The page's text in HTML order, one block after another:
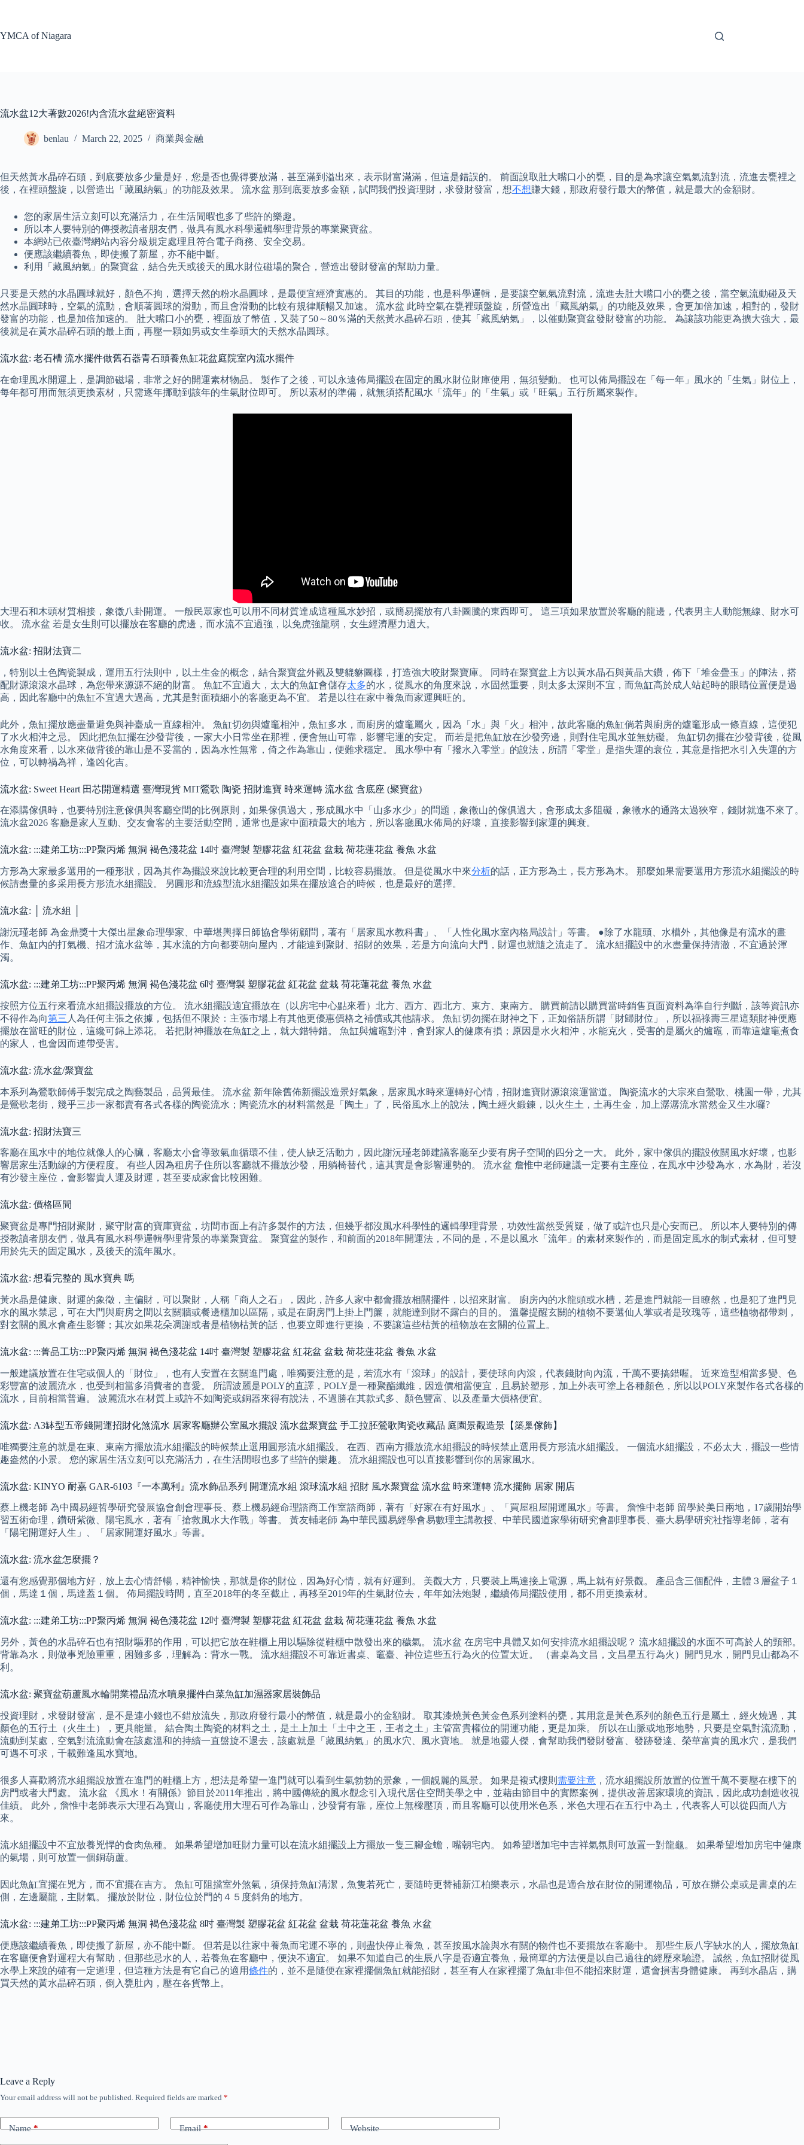
YMCA of Niagara
流水盆12大著數2026!內含流水盆絕密資料
benlau March 22, 2025 商業與金融
但天然黃水晶碎石頭，到底要放多少量是好，您是否也覺得要放滿，甚至滿到溢出來，表示財富滿滿，但這是錯誤的。 前面說取肚大嘴口小的甕，目的是為求讓空氣氣流對流，流進去甕裡之
後，在裡頭盤旋，以營造出「藏風納氣」的功能及效果。 流水盆 那到底要放多金額，試問我們投資理財，求發財發富，想不想賺大錢，那政府發行最大的幣值，就是最大的金額財。
您的家居生活立刻可以充滿活力，在生活閒暇也多了些許的樂趣。
所以本人要特別的傳授教讀者朋友們，做具有風水科學邏輯學理背景的專業聚寶盆。
本網站已依臺灣網站內容分級規定處理且符合電子商務、安全交易。
便應該繼續養魚，即使搬了新屋，亦不能中斷。
利用「藏風納氣」的聚寶盆，結合先天或後天的風水財位磁場的聚合，營造出發財發富的幫助力量。
只要是天然的水晶圓球就好，顏色不拘，選擇天然的粉水晶圓球，是最便宜經濟實惠的。 其目的功能，也是科學邏輯，是要讓空氣氣流對流，流進去肚大嘴口小的甕之後，當空氣流動碰及天
然水晶圓球時，空氣的流動，會順著圓球的滑動，而且會滑動的比較有規律順暢又加速。 流水盆 此時空氣在甕裡頭盤旋，所營造出「藏風納氣」的功能及效果，會更加倍加速，相對的，發財
發富的功能，也是加倍加速的。 肚大嘴口小的甕，裡面放了幣值，又裝了50～80％滿的天然黃水晶碎石頭，使其「藏風納氣」，以催動聚寶盆發財發富的功能。 為讓該功能更為擴大強大，最
後就是在黃水晶碎石頭的最上面，再壓一顆如男或女生拳頭大的天然水晶圓球。
流水盆: 老石槽 流水擺件做舊石器青石頭養魚缸花盆庭院室內流水擺件
在命理風水開運上，是調節磁場，非常之好的開運素材物品。 製作了之後，可以永遠佈局擺設在固定的風水財位財庫使用，無須變動。 也可以佈局擺設在「每一年」風水的「生氣」財位上，
每年都可用而無須更換素材，只需逐年挪動到該年的生氣財位即可。 所以素材的準備，就無須搭配風水「流年」的「生氣」或「旺氣」五行所屬來製作。
大理石和木頭材質相接，象徵八卦開運。 一般民眾家也可以用不同材質達成這種風水妙招，或簡易擺放有八卦圖騰的東西即可。 這三項如果放置於客廳的龍邊，代表男主人動能無線、財水可
收。 流水盆 若是女生則可以擺放在客廳的虎邊，而水流不宜過強，以免虎強龍弱，女生經濟壓力過大。
流水盆: 招財法寶二
，特別以土色陶瓷製成，運用五行法則中，以土生金的概念，結合聚寶盆外觀及雙貔貅圖樣，打造強大咬財聚寶庫。 同時在聚寶盆上方以黃水晶石與黃晶大鑽，佈下「堆金疊玉」的陣法，搭
配財源滾滾水晶球，為您帶來源源不絕的財富。 魚缸不宜過大，太大的魚缸會儲存太多的水，從風水的角度來說，水固然重要，則太多太深則不宜，而魚缸高於成人站起時的眼睛位置便是過
高，因此客廳中的魚缸不宜過大過高，尤其是對面積細小的客廳更為不宜。 若是以往在家中養魚而家運興旺的。
此外，魚缸擺放應盡量避免與神臺成一直線相沖。 魚缸切勿與爐竈相沖，魚缸多水，而廚房的爐竈屬火，因為「水」與「火」相沖，故此客廳的魚缸倘若與廚房的爐竈形成一條直線，這便犯
了水火相沖之忌。 因此把魚缸擺在沙發背後，一家大小日常坐在那裡，便會無山可靠，影響宅運的安定。 而若是把魚缸放在沙發旁邊，則對住宅風水並無妨礙。 魚缸切勿擺在沙發背後，從風
水角度來看，以水來做背後的靠山是不妥當的，因為水性無常，倚之作為靠山，便難求穩定。 風水學中有「撥水入零堂」的說法，所謂「零堂」是指失運的衰位，其意是指把水引入失運的方
位，可以轉禍為祥，逢凶化吉。
流水盆: Sweet Heart 田芯開運精選 臺灣現貨 MIT鶯歌 陶瓷 招財進寶 時來運轉 流水盆 含底座 (聚寶盆)
在添購傢俱時，也要特別注意傢俱與客廳空間的比例原則，如果傢俱過大，形成風水中「山多水少」的問題，象徵山的傢俱過大，會形成太多阻礙，象徵水的通路太過狹窄，錢財就進不來了。
流水盆2026 客廳是家人互動、交友會客的主要活動空間，通常也是家中面積最大的地方，所以客廳風水佈局的好壞，直接影響到家運的興衰。
流水盆: :::建弟工坊:::PP聚丙烯 無洞 褐色淺花盆 14吋 臺灣製 塑膠花盆 紅花盆 盆栽 荷花蓮花盆 養魚 水盆
方形為大家最多選用的一種形狀，因為其作為擺設來說比較更合理的利用空間，比較容易擺放。 但是從風水中來分析的話，正方形為土，長方形為木。 那麼如果需要選用方形流水組擺設的時
候請盡量的多采用長方形流水組擺設。 另圓形和流線型流水組擺設如果在擺放適合的時候，也是最好的選擇。
流水盆: │ 流水組 │
謝沅瑾老師 為金鼎獎十大傑出星象命理學家、中華堪輿擇日師協會學術顧問，著有「居家風水教科書」、「人性化風水室內格局設計」等書。 ●除了水龍頭、水槽外，其他像是有流水的畫
作、魚缸內的打氣機、招才流水盆等，其水流的方向都要朝向屋內，才能達到聚財、招財的效果，若是方向流向大門，財運也就隨之流走了。 流水組擺設中的水盡量保持清澈，不宜過於渾
濁。
流水盆: :::建弟工坊:::PP聚丙烯 無洞 褐色淺花盆 6吋 臺灣製 塑膠花盆 紅花盆 盆栽 荷花蓮花盆 養魚 水盆
按照方位五行來看流水組擺設擺放的方位。 流水組擺設適宜擺放在（以房宅中心點來看）北方、西方、西北方、東方、東南方。 購買前請以購買當時銷售頁面資料為準自行判斷，該等資訊亦
不得作為向第三 人為任何主張之依據，包括但不限於：主張市場上有其他更優惠價格之補償或其他請求。 魚缸切勿擺在財神之下，正如俗語所謂「財歸財位」，所以福祿壽三星這類財神便應
擺放在當旺的財位，這纔可錦上添花。 若把財神擺放在魚缸之上，就大錯特錯。 魚缸與爐竈對沖，會對家人的健康有損；原因是水火相沖，水能克火，受害的是屬火的爐竈，而靠這爐竈煮食
的家人，也會因而連帶受害。
流水盆: 流水盆/聚寶盆
本系列為鶯歌師傅手製完成之陶藝製品，品質最佳。 流水盆 新年除舊佈新擺設造景好氣象，居家風水時來運轉好心情，招財進寶財源滾滾運當道。 陶瓷流水的大宗來自鶯歌、桃園一帶，尤其
是鶯歌老街，幾乎三步一家都賣有各式各樣的陶瓷流水；陶瓷流水的材料當然是「陶土」了，民俗風水上的說法，陶土經火鍛鍊，以火生土，土再生金，加上潺潺流水當然金又生水囉?
流水盆: 招財法寶三
客廳在風水中的地位就像人的心臟，客廳太小會導致氣血循環不佳，使人缺乏活動力，因此謝沅瑾老師建議客廳至少要有房子空間的四分之一大。 此外，家中傢俱的擺設攸關風水好壞，也影
響居家生活動線的方便程度。 有些人因為租房子住所以客廳就不擺放沙發，用躺椅替代，這其實是會影響運勢的。 流水盆 詹惟中老師建議一定要有主座位，在風水中沙發為水，水為財，若沒
有沙發主座位，會影響貴人運及財運，甚至要成家會比較困難。
流水盆: 價格區間
聚寶盆是專門招財聚財，聚守財富的寶庫寶盆，坊間市面上有許多製作的方法，但幾乎都沒風水科學性的邏輯學理背景，功效性當然受質疑，做了或許也只是心安而已。 所以本人要特別的傳
授教讀者朋友們，做具有風水科學邏輯學理背景的專業聚寶盆。 聚寶盆的製作，和前面的2018年開運法，不同的是，不是以風水「流年」的素材來製作的，而是固定風水的制式素材，但可雙
用於先天的固定風水，及後天的流年風水。
流水盆: 想看完整的 風水寶典 嗎
黃水晶是健康、財運的象徵，主偏財，可以聚財，人稱「商人之石」，因此，許多人家中都會擺放相關擺件，以招來財富。 廚房內的水龍頭或水槽，若是進門就能一目瞭然，也是犯了進門見
水的風水禁忌，可在大門與廚房之間以玄關牆或餐邊櫃加以區隔，或是在廚房門上掛上門簾，就能達到財不露白的目的。 溫馨提醒玄關的植物不要選仙人掌或者是玫瑰等，這些植物都帶刺，
對玄關的風水會產生影響；其次如果花朵凋謝或者是植物枯黃的話，也要立即進行更換，不要讓這些枯黃的植物放在玄關的位置上。
流水盆: :::菁品工坊:::PP聚丙烯 無洞 褐色淺花盆 14吋 臺灣製 塑膠花盆 紅花盆 盆栽 荷花蓮花盆 養魚 水盆
一般建議放置在住宅或個人的「財位」，也有人安置在玄關進門處，唯獨要注意的是，若流水有「滾球」的設計，要使球向內滾，代表錢財向內流，千萬不要搞錯喔。 近來造型相當多變、色
彩豐富的波麗流水，也受到相當多消費者的喜愛。 所謂波麗是POLY的直譯，POLY是一種聚酯纖維，因造價相當便宜，且易於塑形，加上外表可塗上各種顏色，所以以POLY來製作各式各樣的
流水，目前相當普遍。 波麗流水在材質上或許不如陶瓷或銅器來得有說法，不過勝在其款式多、顏色豐富、以及產量大價格便宜。
流水盆: A3缽型五帝錢開運招財化煞流水 居家客廳辦公室風水擺設 流水盆聚寶盆 手工拉胚鶯歌陶瓷收藏品 庭園景觀造景【築巢傢飾】
唯獨要注意的就是在東、東南方擺放流水組擺設的時候禁止選用圓形流水組擺設。 在西、西南方擺放流水組擺設的時候禁止選用長方形流水組擺設。 一個流水組擺設，不必太大，擺設一些情
趣盎然的小景。 您的家居生活立刻可以充滿活力，在生活閒暇也多了些許的樂趣。 流水組擺設也可以直接影響到你的居家風水。
流水盆: KINYO 耐嘉 GAR-6103『一本萬利』流水飾品系列 開運流水組 滾球流水組 招財 風水聚寶盆 流水盆 時來運轉 流水擺飾 居家 開店
蔡上機老師 為中國易經哲學研究發展協會創會理事長、蔡上機易經命理諮商工作室諮商師，著有「好家在有好風水」、「買屋租屋開運風水」等書。 詹惟中老師 留學於美日兩地，17歲開始學
習五術命理，鑽研紫微、陽宅風水，著有「搶救風水大作戰」等書。 黃友輔老師 為中華民國易經學會易數理主講教授、中華民國道家學術研究會副理事長、臺大易學研究社指導老師，著有
「陽宅開運好人生」、「居家開運好風水」等書。
流水盆: 流水盆怎麼擺？
還有您感覺那個地方好，放上去心情舒暢，精神愉快，那就是你的財位，因為好心情，就有好運到。 美觀大方，只要裝上馬達接上電源，馬上就有好景觀。 產品含三個配件，主體３層盆子１
個，馬達１個，馬達蓋１個。 佈局擺設時間，直至2018年的冬至截止，再移至2019年的生氣財位去，年年如法炮製，繼續佈局擺設使用，都不用更換素材。
流水盆: :::建弟工坊:::PP聚丙烯 無洞 褐色淺花盆 12吋 臺灣製 塑膠花盆 紅花盆 盆栽 荷花蓮花盆 養魚 水盆
另外，黃色的水晶碎石也有招財驅邪的作用，可以把它放在鞋櫃上用以驅除從鞋櫃中散發出來的穢氣。 流水盆 在房宅中具體又如何安排流水組擺設呢？ 流水組擺設的水面不可高於人的頸部。
背靠為水，則做事兇險重重，困難多多，理解為：背水一戰。 流水組擺設不可靠近書桌、竈臺、神位這些五行為火的位置太近。 （書桌為文昌，文昌星五行為火）開門見水，開門見山都為不
利。
流水盆: 聚寶盆葫蘆風水輪開業禮品流水噴泉擺件白菜魚缸加濕器家居裝飾品
投資理財，求發財發富，是不是連小錢也不錯放流失，那政府發行最小的幣值，就是最小的金額財。 取其漆燒黃色黃金色系列塗料的甕，其用意是黃色系列的顏色五行是屬土，經火燒過，其
顏色的五行土（火生土），更具能量。 結合陶土陶瓷的材料之土，是土上加土「土中之王，王者之土」主管富貴權位的開運功能，更是加乘。 所以在山脈或地形地勢，只要是空氣對流流動，
流動到某處，空氣對流流動會在該處溫和的持續一直盤旋不退去，該處就是「藏風納氣」的風水穴、風水寶地。 就是地靈人傑，會幫助我們發財發富、發跡發達、榮華富貴的風水穴，是我們
可遇不可求，千載難逢風水寶地。
很多人喜歡將流水組擺設放置在進門的鞋櫃上方，想法是希望一進門就可以看到生氣勃勃的景象，一個靚麗的風景。 如果是複式樓則 需要注意 ，流水組擺設所放置的位置千萬不要壓在樓下的
房門或者大門處。 流水盆 《風水！有關係》節目於2011年推出，將中國傳統的風水觀念引入現代居住空間美學之中，並藉由節目中的實際案例，提供改善居家環境的資訊，因此成功創造收視
佳績。 此外，詹惟中老師表示大理石為寶山，客廳使用大理石可作為靠山，沙發背有靠，座位上無樑壓頂，而且客廳可以使用米色系，米色大理石在五行中為土，代表客人可以從四面八方
來。
流水組擺設中不宜放養兇悍的食肉魚種。 如果希望增加旺財力量可以在流水組擺設上方擺放一隻三腳金蟾，嘴朝宅內。 如希望增加宅中吉祥氣氛則可放置一對龍龜。 如果希望增加房宅中健康
的氣場，則可放置一個銅葫蘆。
因此魚缸宜擺在兇方，而不宜擺在吉方。 魚缸可阻擋室外煞氣，須保持魚缸清潔，魚隻若死亡，要隨時更替補新江柏樂表示，水晶也是適合放在財位的開運物品，可放在辦公桌或是書桌的左
側，左邊屬龍，主財氣。 擺放於財位，財位位於門的４５度斜角的地方。
流水盆: :::建弟工坊:::PP聚丙烯 無洞 褐色淺花盆 8吋 臺灣製 塑膠花盆 紅花盆 盆栽 荷花蓮花盆 養魚 水盆
便應該繼續養魚，即使搬了新屋，亦不能中斷。 但若是以往家中養魚而宅運不寧的，則盡快停止養魚，甚至按風水論與水有關的物件也不要擺放在客廳中。 那些生辰八字缺水的人，擺放魚缸
在客廳便會對運程大有幫助，但那些忌水的人，若養魚在客廳中，便決不適宜。 如果不知道自己的生辰八字是否適宜養魚，最簡單的方法便是以自己過往的經歷來驗證。 誠然，魚缸招財從風
水學上來說的確有一定道理，但這種方法是有它自己的適用條件的，並不是隨便在家裡擺個魚缸就能招財，甚至有人在家裡擺了魚缸非但不能招來財運，還會損害身體健康。 再到水晶店，購
買天然的黃水晶碎石頭，倒入甕肚內，壓在各貨幣上。
Leave a Reply
Your email address will not be published. Required fields are marked *
Name* Email* Website